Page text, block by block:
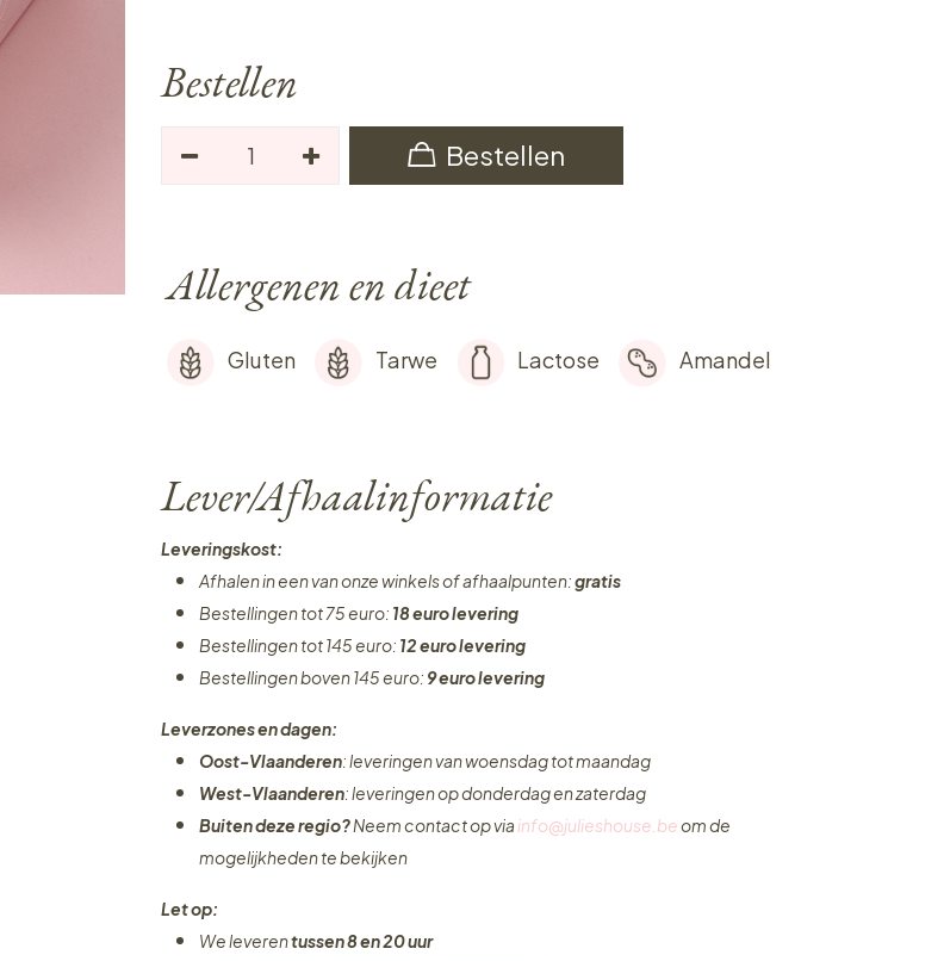
Bestellen
Bestellen
Allergenen en dieet
Gluten Tarwe Lactose Amandel
Lever/Afhaalinformatie
Leveringskost:
Afhalen in een van onze winkels of afhaalpunten:gratis
Bestellingen tot 75 euro: 18 euro levering
Bestellingen tot 145 euro: 12 euro levering
Bestellingen boven 145 euro: 9 euro levering
Leverzones en dagen:
Oost-Vlaanderen: leveringen van woensdag tot maandag
West-Vlaanderen: leveringen op donderdag en zaterdag
Buiten deze regio?Neem contact op via info@julieshouse.beom de
mogelijkheden te bekijken
Let op:
We leverentussen 8 en 20 uur